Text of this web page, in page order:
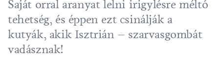
Saját orral aranyat lelni irigylésre méltó
tehetség, és éppen ezt csinálják a
kutyák, akik Isztrián – szarvasgombát
vadásznak!